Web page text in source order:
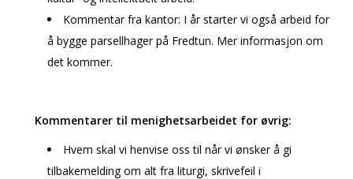
Kommentar fra kantor: I år starter vi også arbeid for
å bygge parsellhager på Fredtun. Mer informasjon om
det kommer.
Kommentarer til menighetsarbeidet for øvrig:
Hvem skal vi henvise oss til når vi ønsker å gi
tilbakemelding om alt fra liturgi, skrivefeil i